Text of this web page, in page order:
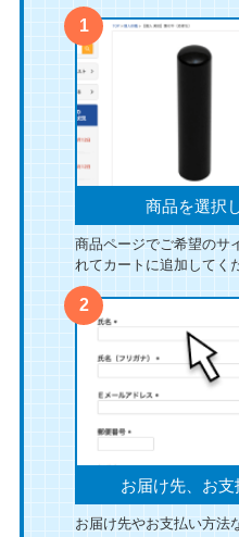
商品を選択
商品ページでご希望のサ
れてカートに追加してく
お届け先、お
お届け先やお支払い方法